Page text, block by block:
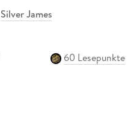
Silver James
60 Lesepunkte